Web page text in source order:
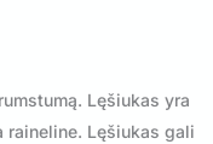
Lęšiukas yra
Lęšiukas gali